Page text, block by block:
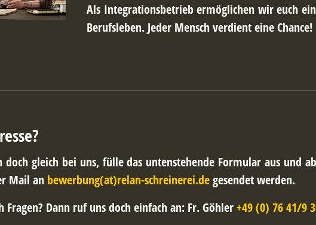
Als Integrationsbetrieb ermöglichen wir euch
Berufsleben. Jeder Mensch verdient eine Chance!
gleich bei uns, fülle das untenstehende Formular aus und
Mail an bewerbung(at)relan-schreinerei.degesendet werden.
Fragen? Dann ruf uns doch einfach an: Fr. Göhler +49 (0) 76 41/9